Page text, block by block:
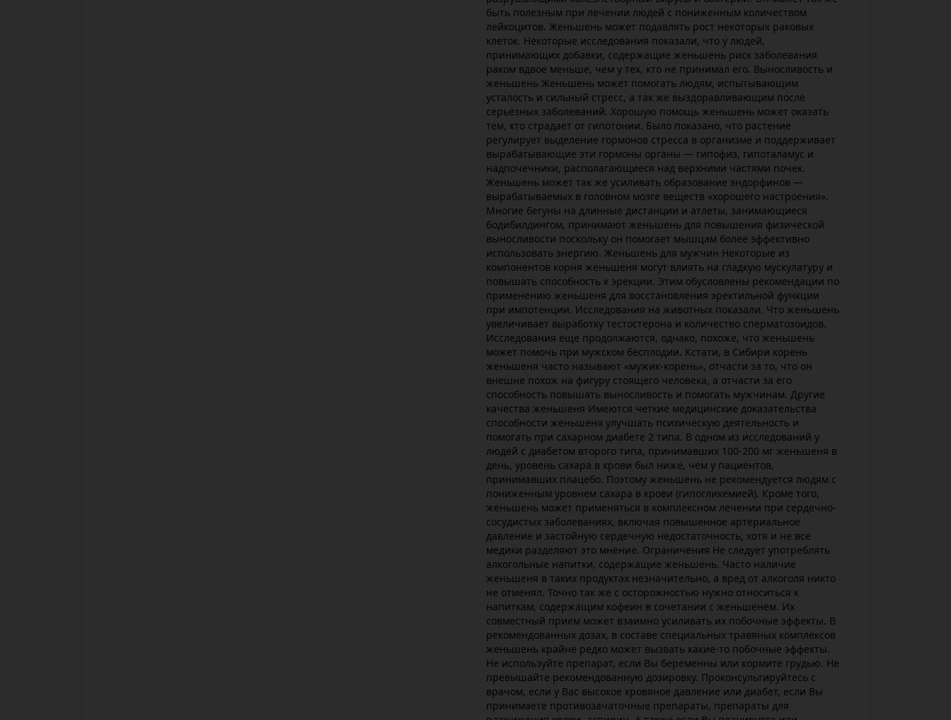
быть полезным при лечении людей с пониженным количеством
лейкоцитов. Женьшень может подавлять рост некоторых раковых
клеток. Некоторые исследования показали, что у людей,
принимающих добавки, содержащие женьшень риск заболевания
раком вдвое меньше, чем у тех, кто не принимал его. Выносливость и
женьшень Женьшень может помогать людям, испытывающим
усталость и сильный стресс, а так же выздоравливающим после
серьёзных заболеваний. Хорошую помощь женьшень может оказать
тем, кто страдает от гипотонии. Было показано, что растение
регулирует выделение гормонов стресса в организме и поддерживает
вырабатывающие эти гормоны органы — гипофиз, гипоталамус и
надпочечники, располагающиеся над верхними частями почек.
Женьшень может так же усиливать образование эндорфинов —
вырабатываемых в головном мозге веществ «хорошего настроения».
Многие бегуны на длинные дистанции и атлеты, занимающиеся
бодибилдингом, принимают женьшень для повышения физической
выносливости поскольку он помогает мышцам более эффективно
использовать энергию. Женьшень для мужчин Некоторые из
компонентов корня женьшеня могут влиять на гладкую мускулатуру и
повышать способность к эрекции. Этим обусловлены рекомендации по
применению женьшеня для восстановления эректильной функции
при импотенции. Исследования на животных показали. Что женьшень
увеличивает выработку тестостерона и количество сперматозоидов.
Исследования еще продолжаются, однако, похоже, что женьшень
может помочь при мужском бесплодии. Кстати, в Сибири корень
женьшеня часто называют «мужик-корень», отчасти за то, что он
внешне похож на фигуру стоящего человека, а отчасти за его
способность повышать выносливость и помогать мужчинам. Другие
качества женьшеня Имеются четкие медицинские доказательства
способности женьшеня улучшать психическую деятельность и
помогать при сахарном диабете 2 типа. В одном из исследований у
людей с диабетом второго типа, принимавших 100-200 мг женьшеня в
день, уровень сахара в крови был ниже, чем у пациентов,
принимавших плацебо. Поэтому женьшень не рекомендуется людям с
пониженным уровнем сахара в крови (гипогликемией). Кроме того,
женьшень может применяться в комплексном лечении при сердечно-
сосудистых заболеваниях, включая повышенное артериальное
давление и застойную сердечную недостаточность, хотя и не все
медики разделяют это мнение. Ограничения Не следует употреблять
алкогольные напитки, содержащие женьшень. Часто наличие
женьшеня в таких продуктах незначительно, а вред от алкоголя никто
не отменял. Точно так же с осторожностью нужно относиться к
напиткам, содержащим кофеин в сочетании с женьшенем. Их
совместный прием может взаимно усиливать их побочные эффекты. В
рекомендованных дозах, в составе специальных травяных комплексов
женьшень крайне редко может вызвать какие-то побочные эффекты.
Не используйте препарат, если Вы беременны или кормите грудью. Не
превышайте рекомендованную дозировку. Проконсультируйтесь с
врачом, если у Вас высокое кровяное давление или диабет, если Вы
принимаете противозачаточные препараты, препараты для